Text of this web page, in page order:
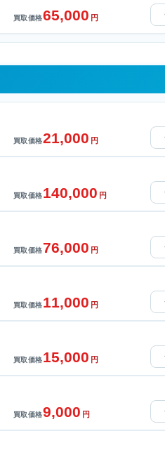
買取価格65,000 円
買取価格21,000 円
買取価格140,000 円
買取価格76,000 円
買取価格11,000 円
買取価格15,000 円
買取価格9,000 円